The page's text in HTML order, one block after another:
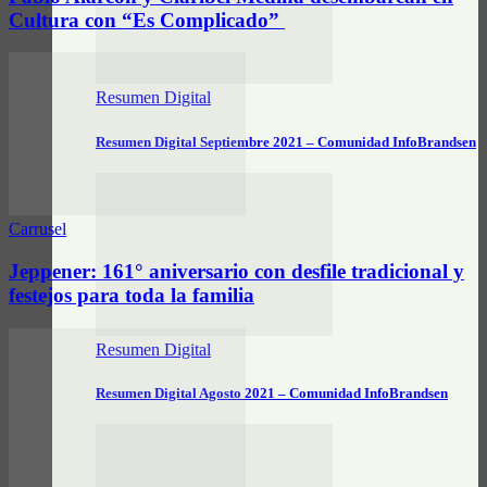
Resumen Digital
Resumen Digital Septiembre 2021 – Comunidad InfoBrandsen
Resumen Digital
Resumen Digital Agosto 2021 – Comunidad InfoBrandsen
Cultura con “Es Complicado”
Carrusel
Jeppener: 161° aniversario con desfile tradicional y
festejos para toda la familia